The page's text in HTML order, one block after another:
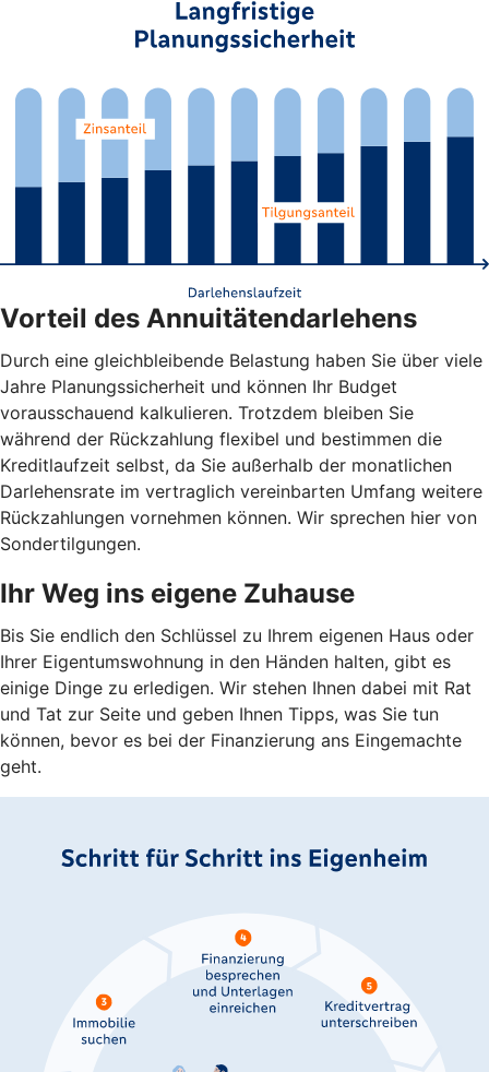
Vorteil des Annuitätendarlehens
Durch eine gleichbleibende Belastung haben Sie über viele
Jahre Planungssicherheit und können Ihr Budget
vorausschauend kalkulieren. Trotzdem bleiben Sie
während der Rückzahlung flexibel und bestimmen die
Kreditlaufzeit selbst, da Sie außerhalb der monatlichen
Darlehensrate im vertraglich vereinbarten Umfang weitere
Rückzahlungen vornehmen können. Wir sprechen hier von
Sondertilgungen.
Ihr Weg ins eigene Zuhause
Bis Sie endlich den Schlüssel zu Ihrem eigenen Haus oder
Ihrer Eigentumswohnung in den Händen halten, gibt es
einige Dinge zu erledigen. Wir stehen Ihnen dabei mit Rat
und Tat zur Seite und geben Ihnen Tipps, was Sie tun
können, bevor es bei der Finanzierung ans Eingemachte
geht.